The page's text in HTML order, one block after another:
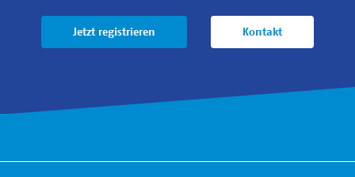
Jetzt registrieren Kontakt